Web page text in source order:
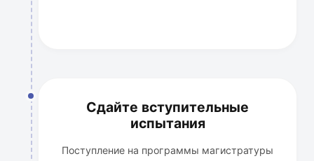
Сдайте вступительные
испытания
Поступление на программы магистратуры